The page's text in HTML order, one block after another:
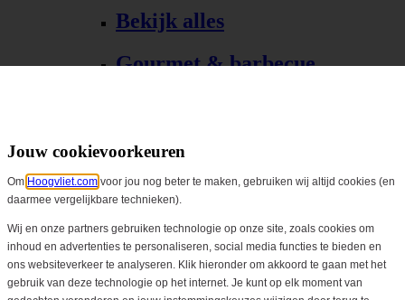
Bekijk alles
Gourmet & barbecue
Gourmet, fondue
Barbecue, grill
Bekijk alles
Biologisch
Jouw cookievoorkeuren
Om Hoogvliet.com voor jou nog beter te maken, gebruiken wij altijd cookies (en
daarmee vergelijkbare technieken).
Wij en onze partners gebruiken technologie op onze site, zoals cookies om
inhoud en advertenties te personaliseren, social media functies te bieden en
ons websiteverkeer te analyseren. Klik hieronder om akkoord te gaan met het
gebruik van deze technologie op het internet. Je kunt op elk moment van